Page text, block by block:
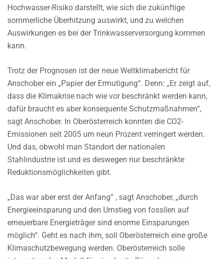
Hochwasser-Risiko darstellt, wie sich die zukünftige
sommerliche Überhitzung auswirkt, und zu welchen
Auswirkungen es bei der Trinkwasserversorgung kommen
kann.
Trotz der Prognosen ist der neue Weltklimabericht für
Anschober ein „Papier der Ermutigung“. Denn: „Er zeigt auf,
dass die Klimakrise nach wie vor beschränkt werden kann,
dafür braucht es aber konsequente Schutzmaßnahmen“,
sagt Anschober. In Oberösterreich konnten die CO2-
Emissionen seit 2005 um neun Prozent verringert werden.
Und das, obwohl man Standort der nationalen
Stahlindustrie ist und es deswegen nur beschränkte
Reduktionsmöglichkeiten gibt.
„Das war aber erst der Anfang“ , sagt Anschober, „durch
Energieeinsparung und den Umstieg von fossilen auf
erneuerbare Energieträger sind enorme Einsparungen
möglich“. Geht es nach ihm, soll Oberösterreich eine große
Klimaschutzbewegung werden. Oberösterreich solle